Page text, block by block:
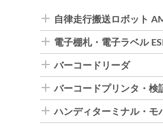
自律走行搬送ロボット
電子棚札・電子ラベル
バーコードリーダ
バーコードプリンタ・検
ハンディターミナル・モ